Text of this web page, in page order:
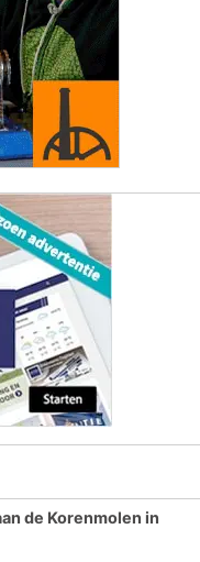
de Korenmolen in